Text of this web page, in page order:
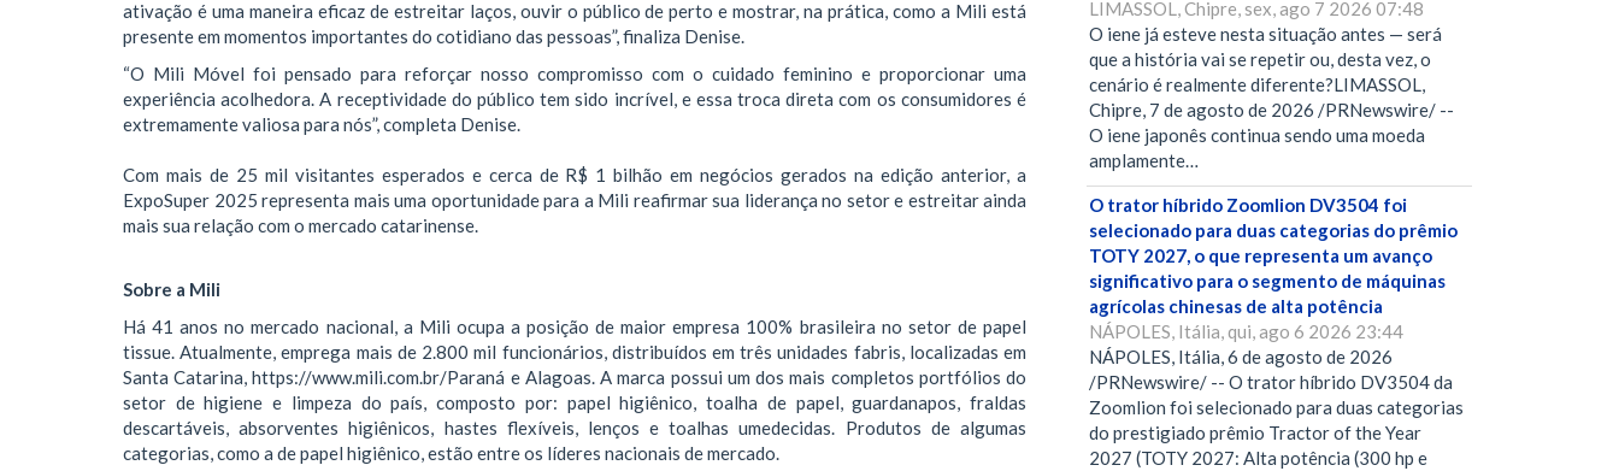
ativação é uma maneira eficaz de estreitar laços, ouvir o público de perto e mostrar, na prática, como a Mili está
presente em momentos importantes do cotidiano das pessoas”, finaliza Denise.
“O Mili Móvel foi pensado para reforçar nosso compromisso com o cuidado feminino e proporcionar uma
experiência acolhedora. A receptividade do público tem sido incrível, e essa troca direta com os consumidores é
extremamente valiosa para nós”, completa Denise.
Com mais de 25 mil visitantes esperados e cerca de R$ 1 bilhão em negócios gerados na edição anterior, a
ExpoSuper 2025 representa mais uma oportunidade para a Mili reafirmar sua liderança no setor e estreitar ainda
mais sua relação com o mercado catarinense.
Sobre a Mili
Há 41 anos no mercado nacional, a Mili ocupa a posição de maior empresa 100% brasileira no setor de papel
tissue. Atualmente, emprega mais de 2.800 mil funcionários, distribuídos em três unidades fabris, localizadas em
Santa Catarina, https://www.mili.com.br/Paraná e Alagoas. A marca possui um dos mais completos portfólios do
setor de higiene e limpeza do país, composto por: papel higiênico, toalha de papel, guardanapos, fraldas
descartáveis, absorventes higiênicos, hastes flexíveis, lenços e toalhas umedecidas. Produtos de algumas
categorias, como a de papel higiênico, estão entre os líderes nacionais de mercado.
LIMASSOL, Chipre, sex, ago 7 2026 07:48
O iene já esteve nesta situação antes — será
que a história vai se repetir ou, desta vez, o
cenário é realmente diferente?LIMASSOL,
Chipre, 7 de agosto de 2026 /PRNewswire/ --
O iene japonês continua sendo uma moeda
amplamente…
O trator híbrido Zoomlion DV3504 foi
selecionado para duas categorias do prêmio
TOTY 2027, o que representa um avanço
significativo para o segmento de máquinas
agrícolas chinesas de alta potência
NÁPOLES, Itália, qui, ago 6 2026 23:44
NÁPOLES, Itália, 6 de agosto de 2026
/PRNewswire/ -- O trator híbrido DV3504 da
Zoomlion foi selecionado para duas categorias
do prestigiado prêmio Tractor of the Year
2027 (TOTY 2027: Alta potência (300 hp e